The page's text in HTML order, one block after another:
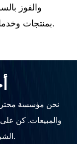
والفوز
بمنتجات وخدمات عالية التقنية وعالية الجودة وإنسانية.
نحن مؤسسة
والمبيعات. كن
الشركة من خلال قراءة الأخبار.